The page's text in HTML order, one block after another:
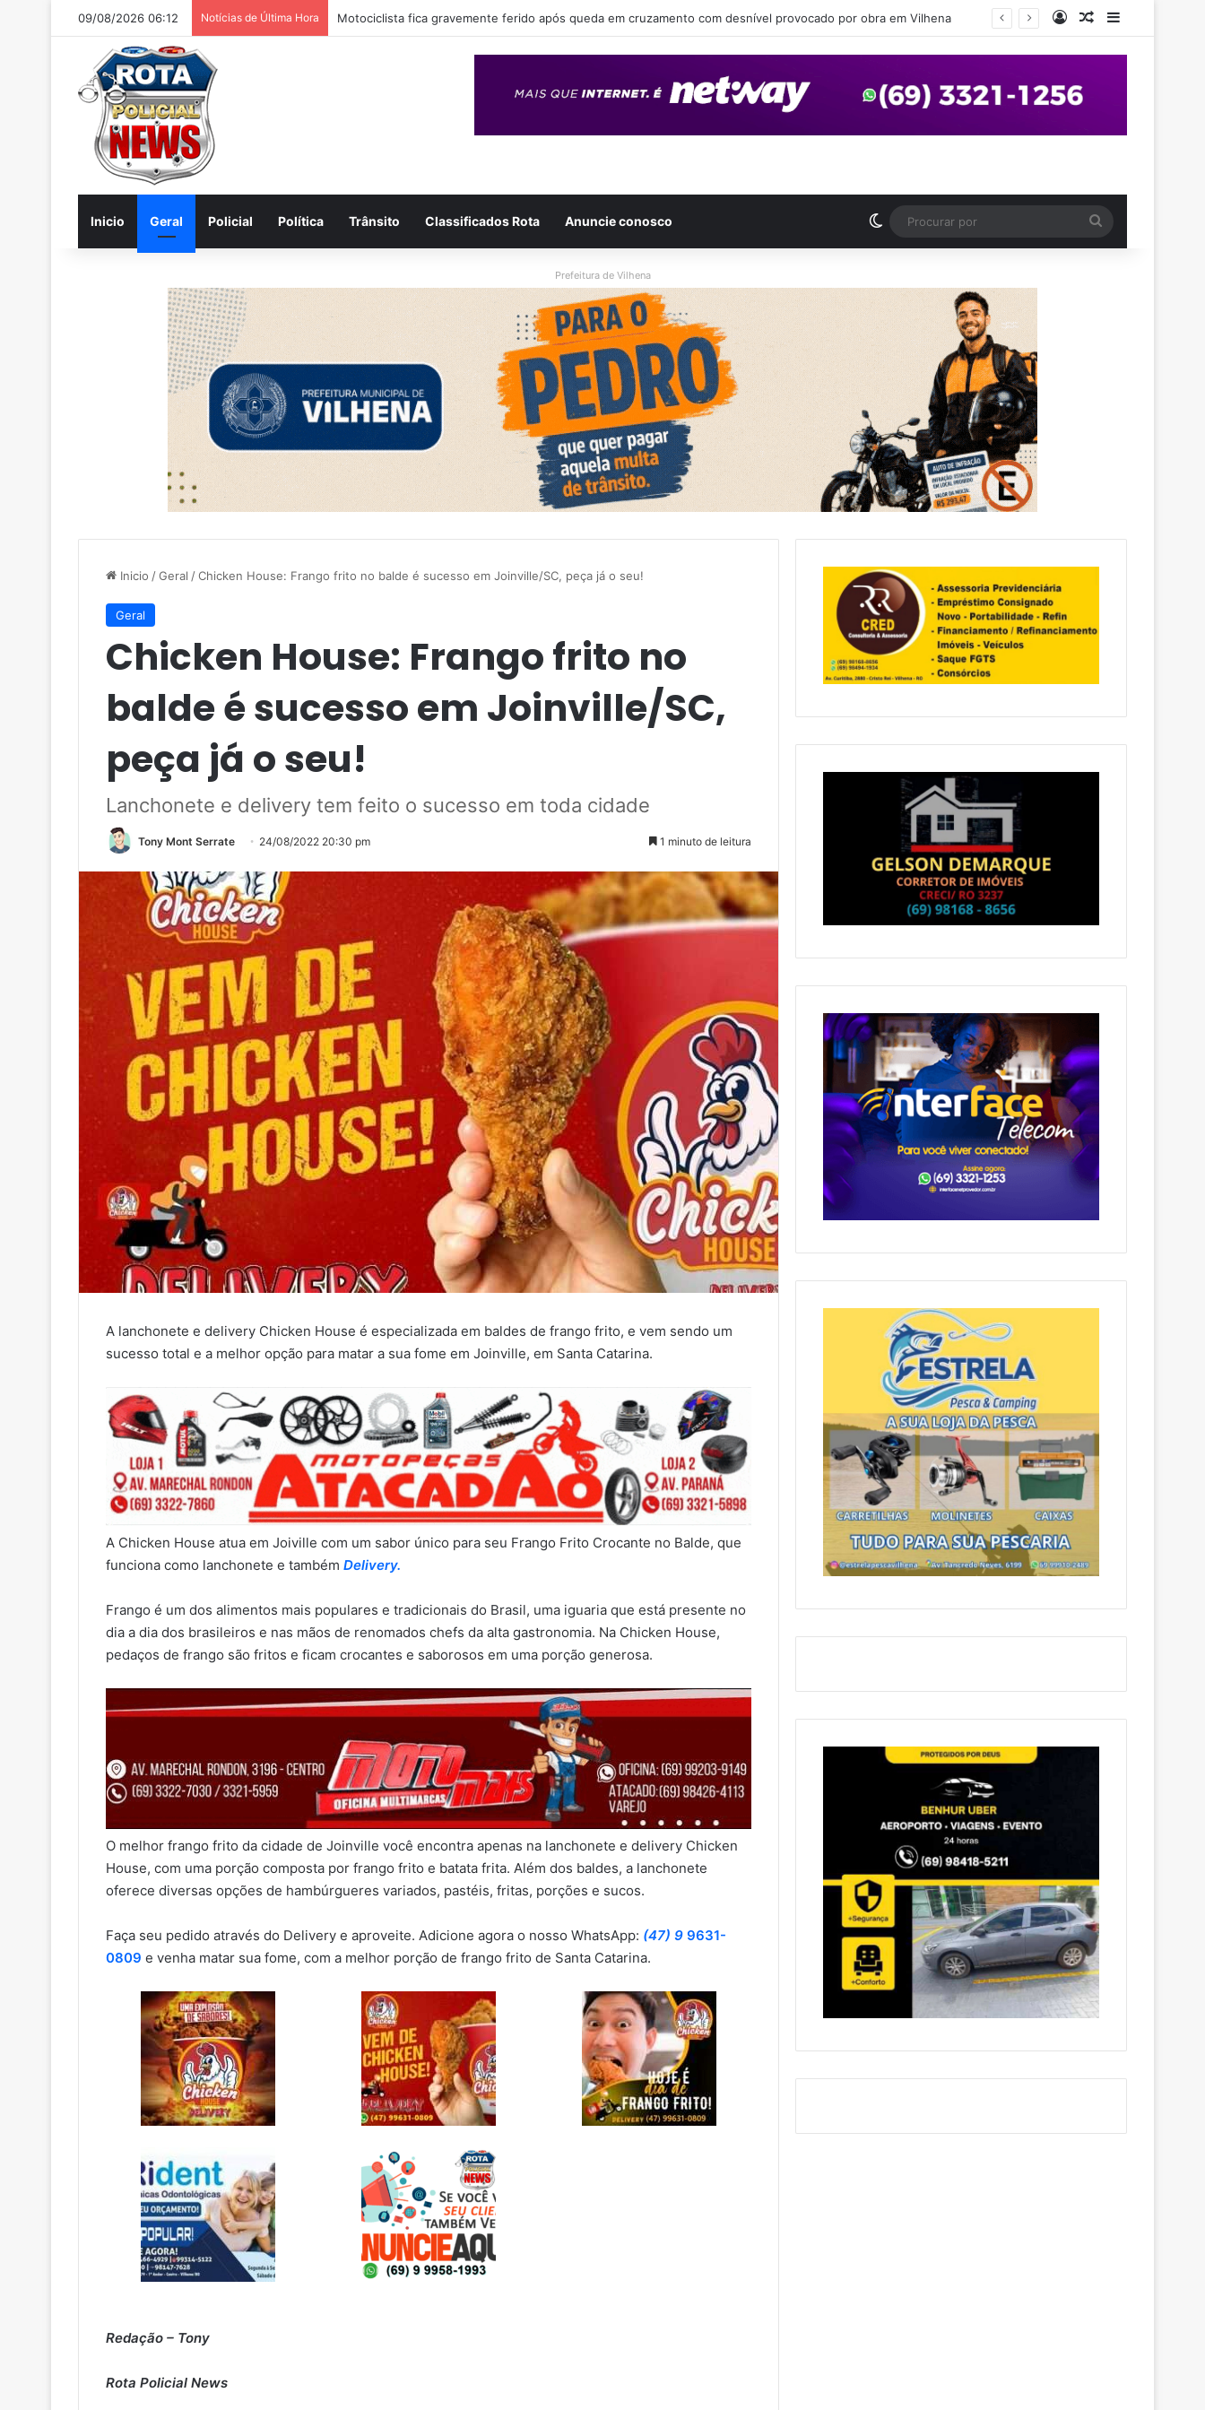
09/08/2026 06:12 Notícias de Última Hora Polícia apreende drogas, dinheiro e simulacro durante ação no bairro Alto Alegre, em Vilhena EntrarArtigo aleatório
Inicio Geral Policial Política Trânsito Classificados Rota Anuncie conosco Switch skin
por
Prefeitura de Vilhena
Inicio /Geral /Chicken House: Frango frito no balde é sucesso em Joinville/SC, peça já o seu!
Geral
Chicken House: Frango frito no
balde é sucesso em Joinville/SC,
peça já o seu!
Lanchonete e delivery tem feito o sucesso em toda cidade
Tony Mont Serrate 24/08/2022 20:30 pm 1 minuto de leitura
A lanchonete e delivery Chicken House é especializada em baldes de frango frito, e vem sendo um
sucesso total e a melhor opção para matar a sua fome em Joinville, em Santa Catarina.
A Chicken House atua em Joiville com um sabor único para seu Frango Frito Crocante no Balde, que
funciona como lanchonete e também Delivery.
Frango é um dos alimentos mais populares e tradicionais do Brasil, uma iguaria que está presente no
dia a dia dos brasileiros e nas mãos de renomados chefs da alta gastronomia. Na Chicken House,
pedaços de frango são fritos e ficam crocantes e saborosos em uma porção generosa.
O melhor frango frito da cidade de Joinville você encontra apenas na lanchonete e delivery Chicken
House, com uma porção composta por frango frito e batata frita. Além dos baldes, a lanchonete
oferece diversas opções de hambúrgueres variados, pastéis, fritas, porções e sucos.
Faça seu pedido através do Delivery e aproveite. Adicione agora o nosso WhatsApp: (47) 9 9631-
0809 e venha matar sua fome, com a melhor porção de frango frito de Santa Catarina.
Redação – Tony
Rota Policial News